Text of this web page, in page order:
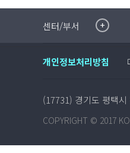
센터/부서취·창업지원센터
학생생활관
평생교육원
교수학습지원센터
개인정보처리방침
(17731) 경기도 평택
COPYRIGHT © 2017